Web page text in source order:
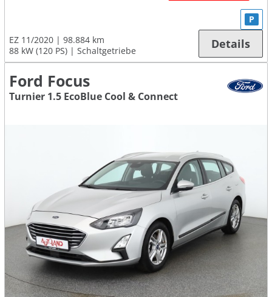
EZ 11/2020
98.884 km
88 kW (120 PS)
Schaltgetriebe
P
Details
Ford Focus
Turnier 1.5 EcoBlue Cool & Connect